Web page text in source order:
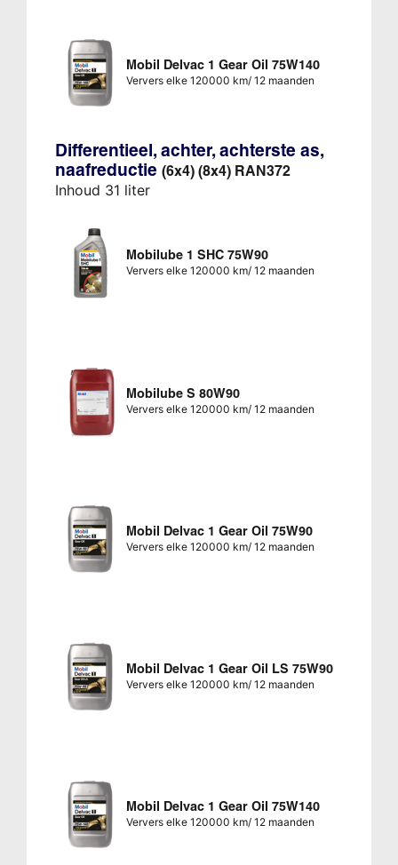
Mobil Delvac 1 Gear Oil 75W140
Ververs elke 120000 km/ 12 maanden
Differentieel, achter, achterste as,
naafreductie (6x4) (8x4) RAN372
Inhoud 31 liter
Mobilube 1 SHC 75W90
Ververs elke 120000 km/ 12 maanden
Mobilube S 80W90
Ververs elke 120000 km/ 12 maanden
Mobil Delvac 1 Gear Oil 75W90
Ververs elke 120000 km/ 12 maanden
Mobil Delvac 1 Gear Oil LS 75W90
Ververs elke 120000 km/ 12 maanden
Mobil Delvac 1 Gear Oil 75W140
Ververs elke 120000 km/ 12 maanden